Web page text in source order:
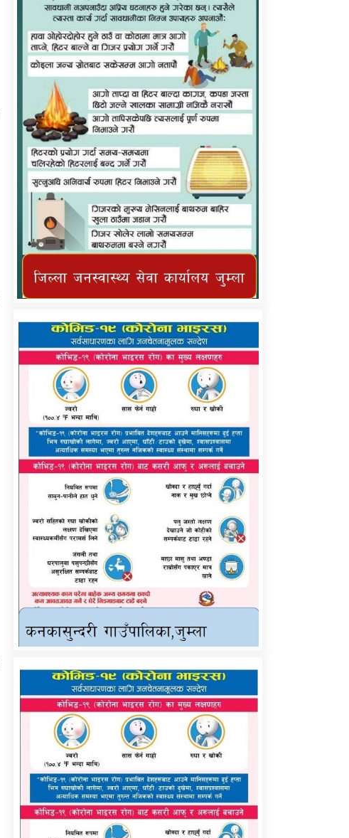
कर्णाली प्राविधि शिक्षालय जुम्लाको सुचना
तातोपानी गाउँपालिका जुम्लाको महिनावारी